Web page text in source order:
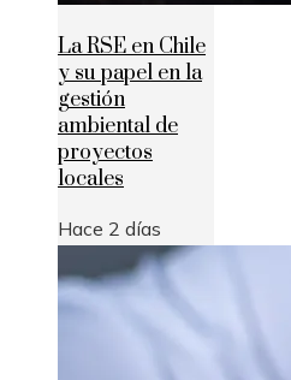
La RSE en Chile
y su papel en la
gestión
ambiental de
proyectos
locales
Hace 2 días